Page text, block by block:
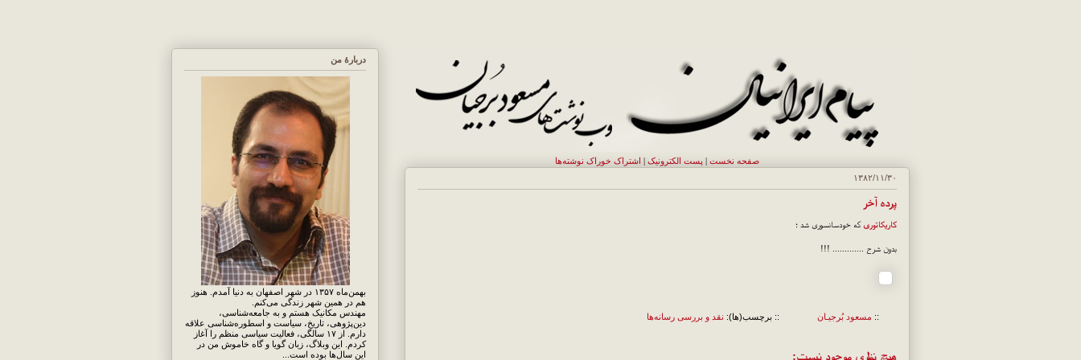
صفحه نخست | پست الکترونيک | اشتراک خوراک نوشته‌ها
۱۳۸۲/۱۱/۳۰
پرده آخر
کاريکاتوری که خودسانسوری شد ؛
بدون شرح ............. !!!
:: مسعود بُرجيـان :: برچسب(ها): نقد و بررسی رسانه‌ها
هیچ نظری موجود نیست:
دربارهٔ من
بهمن‌ماه ۱۳۵۷ در شهر اصفهان به دنیا آمدم. هنوز
هم در همین شهر زندگی می‌کنم.
مهندس مکانیک هستم و به جامعه‌شناسی،
دین‌پژوهی، تاریخ، سیاست و اسطوره‌شناسی علاقه
دارم. از ۱۷ سالگی، فعالیت سیاسی منظم را آغاز
کردم. این وبلاگ، زبان گویا و گاه خاموش من در
این سال‌ها بوده است...